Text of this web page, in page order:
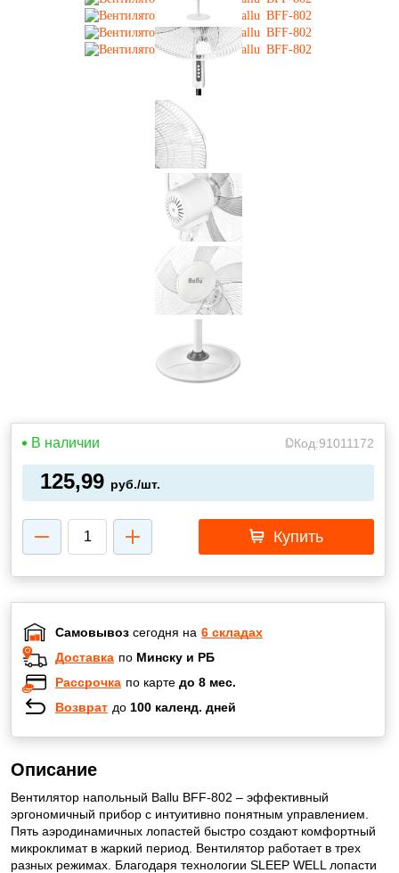
В наличии Код:91011172
125,99 руб./шт.
Купить
Самовывоз сегодня на 6 складах
Доставка по Минску и РБ
Рассрочка по карте до 8 мес.
Возврат до 100 календ. дней
Описание
Вентилятор напольный Ballu BFF-802 – эффективный
эргономичный прибор с интуитивно понятным управлением.
Пять аэродинамичных лопастей быстро создают комфортный
микроклимат в жаркий период. Вентилятор работает в трех
разных режимах. Благодаря технологии SLEEP WELL лопасти